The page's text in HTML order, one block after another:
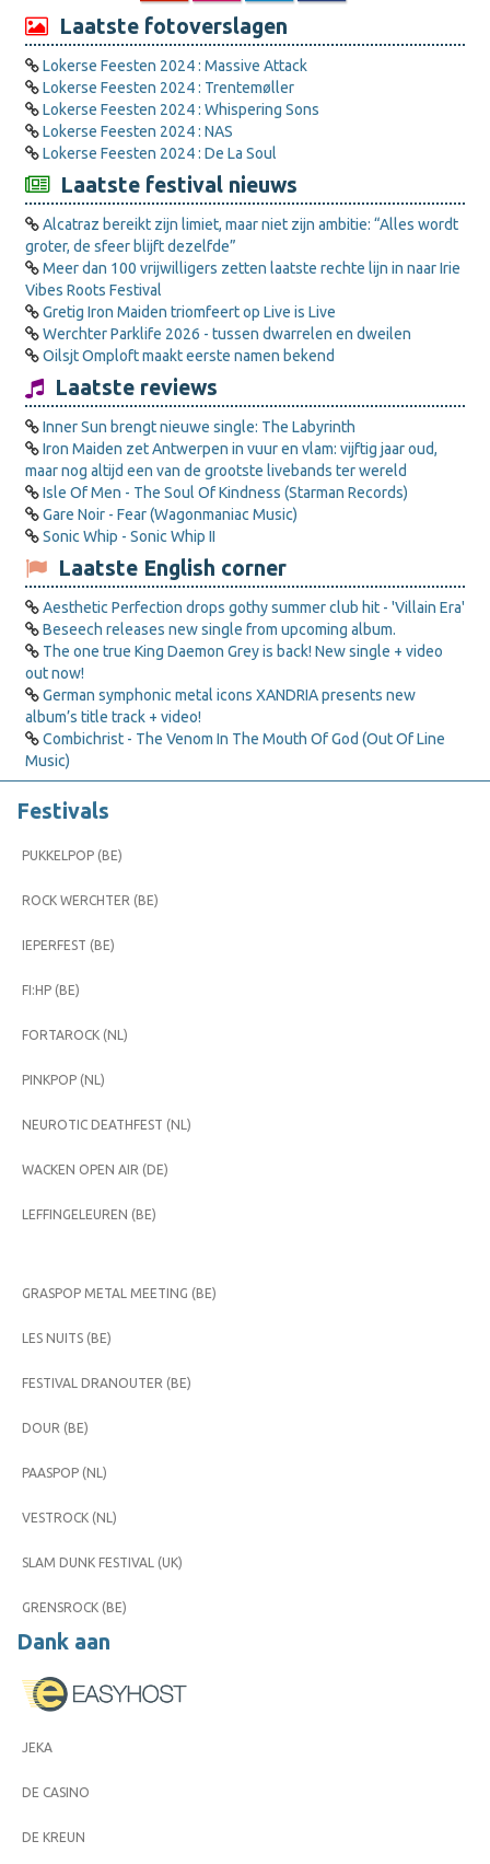
Laatste fotoverslagen
Lokerse Feesten 2024 : Massive Attack
Lokerse Feesten 2024 : Trentemøller
Lokerse Feesten 2024 : Whispering Sons
Lokerse Feesten 2024 : NAS
Lokerse Feesten 2024 : De La Soul
Laatste festival nieuws
Alcatraz bereikt zijn limiet, maar niet zijn ambitie: “Alles wordt
groter, de sfeer blijft dezelfde”
Meer dan 100 vrijwilligers zetten laatste rechte lijn in naar Irie
Vibes Roots Festival
Gretig Iron Maiden triomfeert op Live is Live
Werchter Parklife 2026 - tussen dwarrelen en dweilen
Oilsjt Omploft maakt eerste namen bekend
Laatste reviews
Inner Sun brengt nieuwe single: The Labyrinth
Iron Maiden zet Antwerpen in vuur en vlam: vijftig jaar oud,
maar nog altijd een van de grootste livebands ter wereld
Isle Of Men - The Soul Of Kindness (Starman Records)
Gare Noir - Fear (Wagonmaniac Music)
Sonic Whip - Sonic Whip II
Laatste English corner
Aesthetic Perfection drops gothy summer club hit - 'Villain Era'
Beseech releases new single from upcoming album.
The one true King Daemon Grey is back! New single + video
out now!
German symphonic metal icons XANDRIA presents new
album’s title track + video!
Combichrist - The Venom In The Mouth Of God (Out Of Line
Music)
Festivals
PUKKELPOP (BE)
ROCK WERCHTER (BE)
IEPERFEST (BE)
FI:HP (BE)
FORTAROCK (NL)
PINKPOP (NL)
NEUROTIC DEATHFEST (NL)
WACKEN OPEN AIR (DE)
LEFFINGELEUREN (BE)
GRASPOP METAL MEETING (BE)
LES NUITS (BE)
FESTIVAL DRANOUTER (BE)
DOUR (BE)
PAASPOP (NL)
VESTROCK (NL)
SLAM DUNK FESTIVAL (UK)
GRENSROCK (BE)
Dank aan
JEKA
DE CASINO
DE KREUN